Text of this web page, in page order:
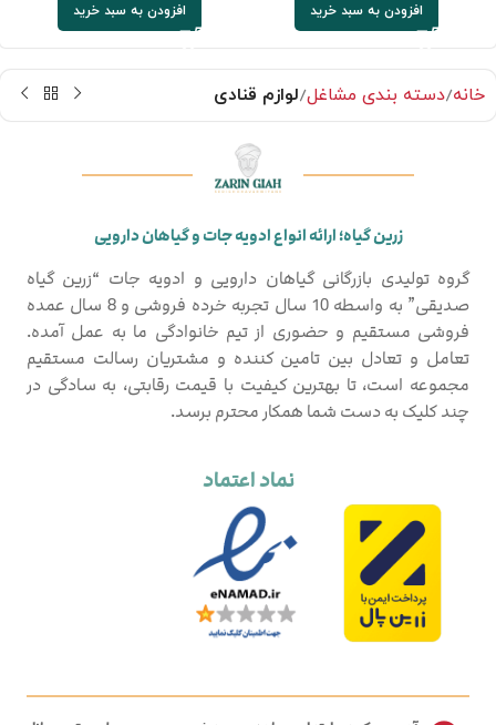
افزودن به سبد خرید افزودن به سبد خرید
خانه دسته بندی مشاغل لوازم قنادی
زرین گیاه؛ ارائه انواع ادویه جات و گیاهان دارویی
گروه تولیدی بازرگانی گیاهان دارویی و ادویه جات “زرین گیاه
صدیقی” به واسطه 10 سال تجربه خرده فروشی و 8 سال عمده
فروشی مستقیم و حضوری از تیم خانوادگی ما به عمل آمده.
تعامل و تعادل بین تامین کننده و مشتریان رسالت مستقیم
مجموعه است، تا بهترین کیفیت با قیمت رقابتی، به سادگی در
چند کلیک به دست شما همکار محترم برسد.
نماد اعتماد